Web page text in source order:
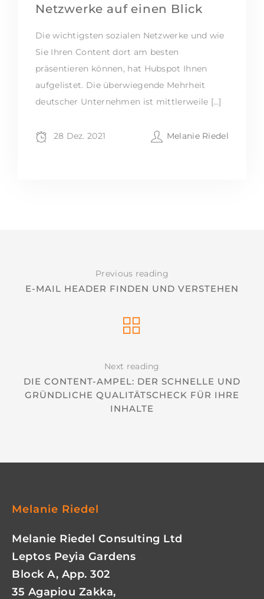
Netzwerke auf einen Blick
Die wichtigsten sozialen Netzwerke und wie
Sie Ihren Content dort am besten
präsentieren können, hat Hubspot Ihnen
aufgelistet. Die überwiegende Mehrheit
deutscher Unternehmen ist mittlerweile […]
28 Dez. 2021 Melanie Riedel
Previous reading
E-MAIL HEADER FINDEN UND VERSTEHEN
Next reading
DIE CONTENT-AMPEL: DER SCHNELLE UND
GRÜNDLICHE QUALITÄTSCHECK FÜR IHRE
INHALTE
Melanie Riedel
Melanie Riedel Consulting Ltd
Leptos Peyia Gardens
Block A, App. 302
35 Agapiou Zakka,